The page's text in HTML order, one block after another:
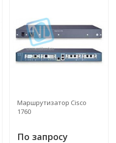
Маршрутизатор Cisco
1760
По запросу